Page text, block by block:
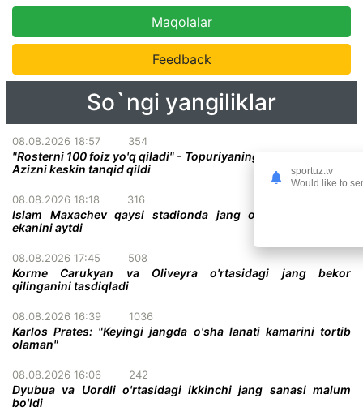
Maqolalar
Feedback
So`ngi yangiliklar
08.08.2026 18:57 354
"Rosterni 100 foiz yo'q qiladi" - Topuriyaning menejeri Abdel-
Azizni keskin tanqid qildi
08.08.2026 18:18 316
Islam Maxachev qaysi stadionda jang o'tkazish istagida
ekanini aytdi
08.08.2026 17:45 508
Korme Carukyan va Oliveyra o'rtasidagi jang bekor
qilinganini tasdiqladi
08.08.2026 16:39 1036
Karlos Prates: "Keyingi jangda o'sha lanati kamarini tortib
olaman"
08.08.2026 16:06 242
Dyubua va Uordli o'rtasidagi ikkinchi jang sanasi malum
bo'ldi
sportuz.tv
Would like to